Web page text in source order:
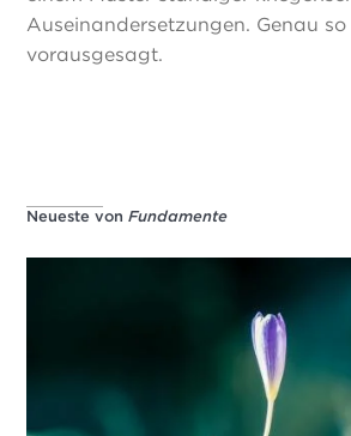
Auseinandersetzungen. Genau
vorausgesagt.
Neueste vonFundamente